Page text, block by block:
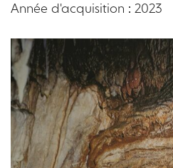
Année d'acquisition : 2023